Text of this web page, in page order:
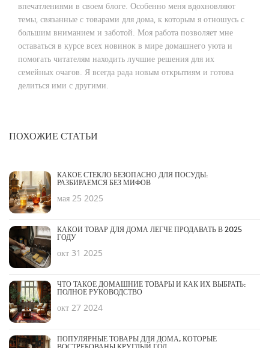
впечатлениями в своем блоге. Особенно меня вдохновляют
темы, связанные с товарами для дома, к которым я отношусь с
большим вниманием и заботой. Моя работа позволяет мне
оставаться в курсе всех новинок в мире домашнего уюта и
помогать читателям находить лучшие решения для их
семейных очагов. Я всегда рада новым открытиям и готова
делиться ими с другими.
ПОХОЖИЕ СТАТЬИ
КАКОЕ СТЕКЛО БЕЗОПАСНО ДЛЯ ПОСУДЫ:
РАЗБИРАЕМСЯ БЕЗ МИФОВ
мая 25 2025
КАКОЙ ТОВАР ДЛЯ ДОМА ЛЕГЧЕ ПРОДАВАТЬ В 2025
ГОДУ
окт 31 2025
ЧТО ТАКОЕ ДОМАШНИЕ ТОВАРЫ И КАК ИХ ВЫБРАТЬ:
ПОЛНОЕ РУКОВОДСТВО
окт 27 2024
ПОПУЛЯРНЫЕ ТОВАРЫ ДЛЯ ДОМА, КОТОРЫЕ